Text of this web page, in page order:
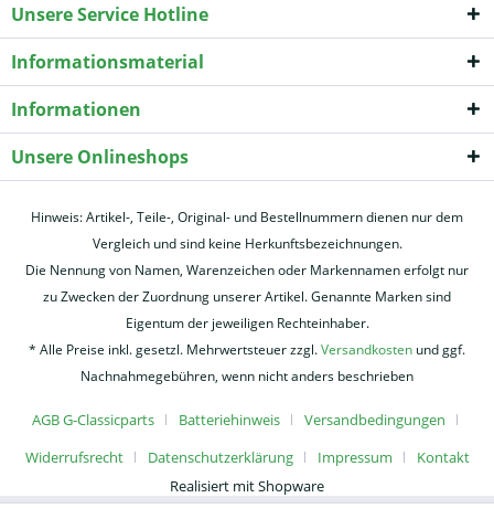
Unsere Service Hotline
Informationsmaterial
Informationen
Unsere Onlineshops
Hinweis: Artikel-, Teile-, Original- und Bestellnummern dienen nur dem
Vergleich und sind keine Herkunftsbezeichnungen.
Die Nennung von Namen, Warenzeichen oder Markennamen erfolgt nur
zu Zwecken der Zuordnung unserer Artikel. Genannte Marken sind
Eigentum der jeweiligen Rechteinhaber.
* Alle Preise inkl. gesetzl. Mehrwertsteuer zzgl.Versandkosten und ggf.
Nachnahmegebühren, wenn nicht anders beschrieben
AGB G-Classicparts Batteriehinweis
Versandbedingungen
Widerrufsrecht
Datenschutzerklärung Impressum
Kontakt
Realisiert mit Shopware